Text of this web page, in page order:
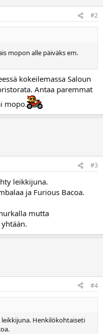
#2
mopon alle päiväks em.
kokeilemassa Saloun
Antaa paremmat
mopo.
#3
leikkijuna.
ja Furious Bacoa.
mutta
#4
leikkijuna. Henkilökohtaiseti